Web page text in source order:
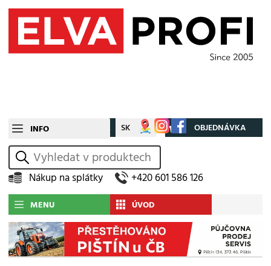
INFO CZ SK Můj účet OBJEDNÁVKA
vyhledat
Nákup na splátky +420 601 586 126
MENU ÚVOD